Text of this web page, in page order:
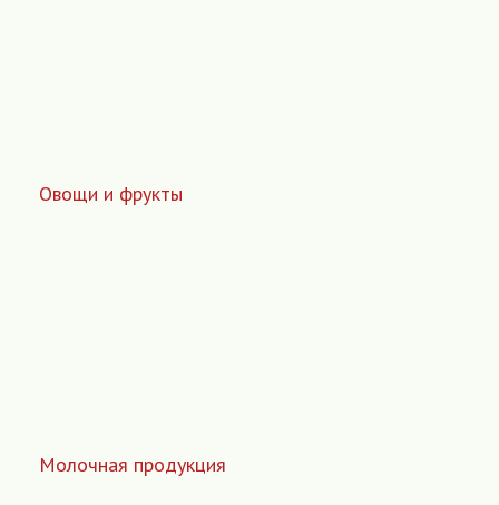
Овощи и фрукты
Молочная продукция